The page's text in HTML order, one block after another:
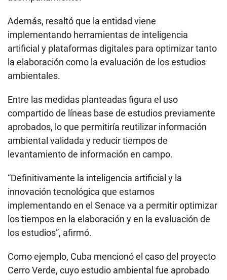
Además, resaltó que la entidad viene
implementando herramientas de inteligencia
artificial y plataformas digitales para optimizar tanto
la elaboración como la evaluación de los estudios
ambientales.
Entre las medidas planteadas figura el uso
compartido de líneas base de estudios previamente
aprobados, lo que permitiría reutilizar información
ambiental validada y reducir tiempos de
levantamiento de información en campo.
“Definitivamente la inteligencia artificial y la
innovación tecnológica que estamos
implementando en el Senace va a permitir optimizar
los tiempos en la elaboración y en la evaluación de
los estudios”, afirmó.
Como ejemplo, Cuba mencionó el caso del proyecto
Cerro Verde, cuyo estudio ambiental fue aprobado